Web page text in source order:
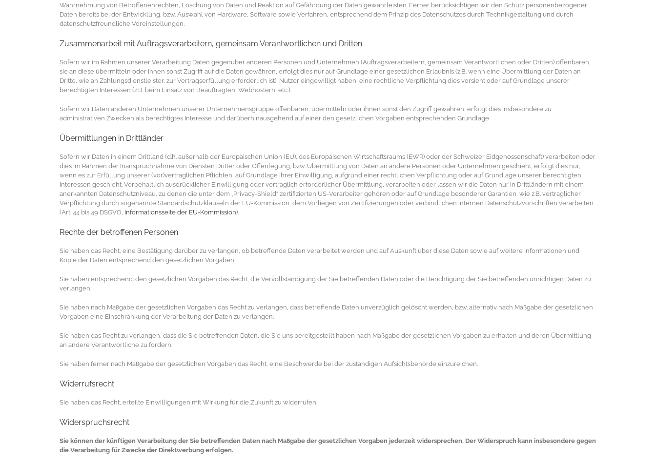
Wahrnehmung von Betroffenenrechten, Löschung von Daten und Reaktion auf Gefährdung der Daten gewährleisten. Ferner berücksichtigen wir den Schutz personenbezogener
Daten bereits bei der Entwicklung, bzw. Auswahl von Hardware, Software sowie Verfahren, entsprechend dem Prinzip des Datenschutzes durch Technikgestaltung und durch
datenschutzfreundliche Voreinstellungen.
Zusammenarbeit mit Auftragsverarbeitern, gemeinsam Verantwortlichen und Dritten
Sofern wir im Rahmen unserer Verarbeitung Daten gegenüber anderen Personen und Unternehmen (Auftragsverarbeitern, gemeinsam Verantwortlichen oder Dritten) offenbaren,
sie an diese übermitteln oder ihnen sonst Zugriff auf die Daten gewähren, erfolgt dies nur auf Grundlage einer gesetzlichen Erlaubnis (z.B. wenn eine Übermittlung der Daten an
Dritte, wie an Zahlungsdienstleister, zur Vertragserfüllung erforderlich ist), Nutzer eingewilligt haben, eine rechtliche Verpflichtung dies vorsieht oder auf Grundlage unserer
berechtigten Interessen (z.B. beim Einsatz von Beauftragten, Webhostern, etc.).
Sofern wir Daten anderen Unternehmen unserer Unternehmensgruppe offenbaren, übermitteln oder ihnen sonst den Zugriff gewähren, erfolgt dies insbesondere zu
administrativen Zwecken als berechtigtes Interesse und darüberhinausgehend auf einer den gesetzlichen Vorgaben entsprechenden Grundlage.
Übermittlungen in Drittländer
Sofern wir Daten in einem Drittland (d.h. außerhalb der Europäischen Union (EU), des Europäischen Wirtschaftsraums (EWR) oder der Schweizer Eidgenossenschaft) verarbeiten oder
dies im Rahmen der Inanspruchnahme von Diensten Dritter oder Offenlegung, bzw. Übermittlung von Daten an andere Personen oder Unternehmen geschieht, erfolgt dies nur,
wenn es zur Erfüllung unserer (vor)vertraglichen Pflichten, auf Grundlage Ihrer Einwilligung, aufgrund einer rechtlichen Verpflichtung oder auf Grundlage unserer berechtigten
Interessen geschieht. Vorbehaltlich ausdrücklicher Einwilligung oder vertraglich erforderlicher Übermittlung, verarbeiten oder lassen wir die Daten nur in Drittländern mit einem
anerkannten Datenschutzniveau, zu denen die unter dem „Privacy-Shield“ zertifizierten US-Verarbeiter gehören oder auf Grundlage besonderer Garantien, wie z.B. vertraglicher
Verpflichtung durch sogenannte Standardschutzklauseln der EU-Kommission, dem Vorliegen von Zertifizierungen oder verbindlichen internen Datenschutzvorschriften verarbeiten
(Art. 44 bis 49 DSGVO, Informationsseite der EU-Kommission).
Rechte der betroffenen Personen
Sie haben das Recht, eine Bestätigung darüber zu verlangen, ob betreffende Daten verarbeitet werden und auf Auskunft über diese Daten sowie auf weitere Informationen und
Kopie der Daten entsprechend den gesetzlichen Vorgaben.
Sie haben entsprechend. den gesetzlichen Vorgaben das Recht, die Vervollständigung der Sie betreffenden Daten oder die Berichtigung der Sie betreffenden unrichtigen Daten zu
verlangen.
Sie haben nach Maßgabe der gesetzlichen Vorgaben das Recht zu verlangen, dass betreffende Daten unverzüglich gelöscht werden, bzw. alternativ nach Maßgabe der gesetzlichen
Vorgaben eine Einschränkung der Verarbeitung der Daten zu verlangen.
Sie haben das Recht zu verlangen, dass die Sie betreffenden Daten, die Sie uns bereitgestellt haben nach Maßgabe der gesetzlichen Vorgaben zu erhalten und deren Übermittlung
an andere Verantwortliche zu fordern.
Sie haben ferner nach Maßgabe der gesetzlichen Vorgaben das Recht, eine Beschwerde bei der zuständigen Aufsichtsbehörde einzureichen.
Widerrufsrecht
Sie haben das Recht, erteilte Einwilligungen mit Wirkung für die Zukunft zu widerrufen.
Widerspruchsrecht
Sie können der künftigen Verarbeitung der Sie betreffenden Daten nach Maßgabe der gesetzlichen Vorgaben jederzeit widersprechen. Der Widerspruch kann insbesondere gegen
die Verarbeitung für Zwecke der Direktwerbung erfolgen.